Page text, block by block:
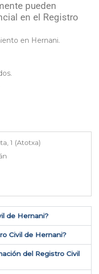
pueden
en el Registro
en Hernani.
1 (Atotxa)
de Hernani​?
Civil de Hernani?
del Registro Civil